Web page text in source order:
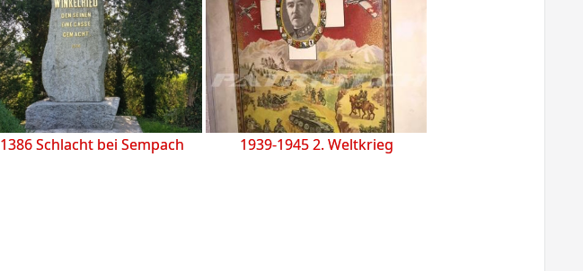
1386 Schlacht bei Sempach 1939-1945 2. Weltkrieg